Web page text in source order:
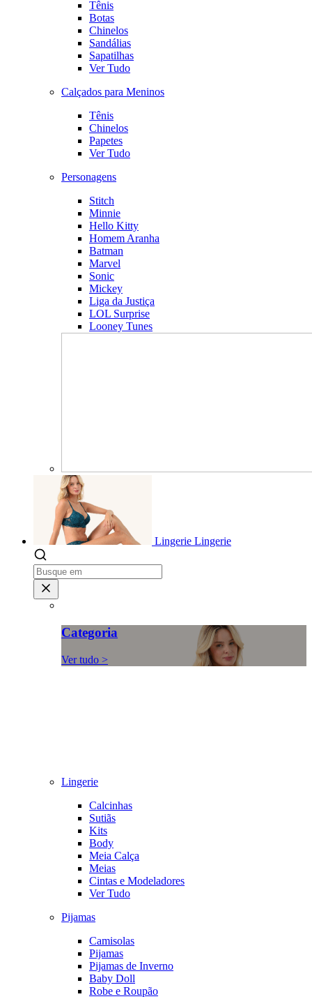
Tênis
Botas
Chinelos
Sandálias
Sapatilhas
Ver Tudo
Calçados para Meninos
Tênis
Chinelos
Papetes
Ver Tudo
Personagens
Stitch
Minnie
Hello Kitty
Homem Aranha
Batman
Marvel
Sonic
Mickey
Liga da Justiça
LOL Surprise
Looney Tunes
Lingerie Lingerie
Categoria
Ver tudo >
Lingerie
Calcinhas
Sutiãs
Kits
Body
Meia Calça
Meias
Cintas e Modeladores
Ver Tudo
Pijamas
Camisolas
Pijamas
Pijamas de Inverno
Baby Doll
Robe e Roupão